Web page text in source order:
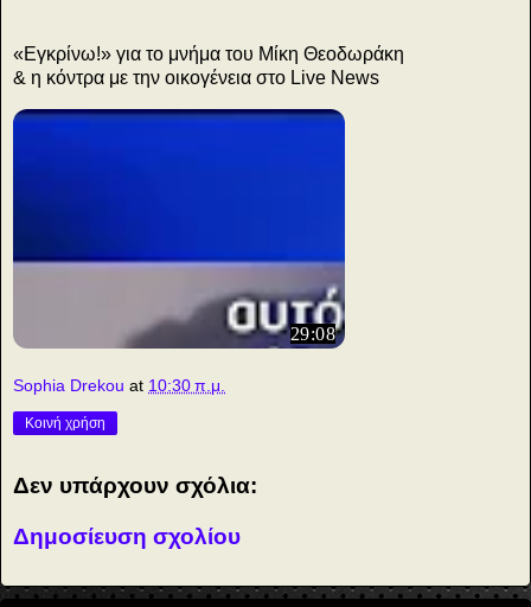
«Εγκρίνω!» για το μνήμα του Μίκη Θεοδωράκη
& η κόντρα με την οικογένεια στο Live News
29:08
Sophia Drekou at 10:30 π.μ.
Κοινή χρήση
Δεν υπάρχουν σχόλια:
Δημοσίευση σχολίου